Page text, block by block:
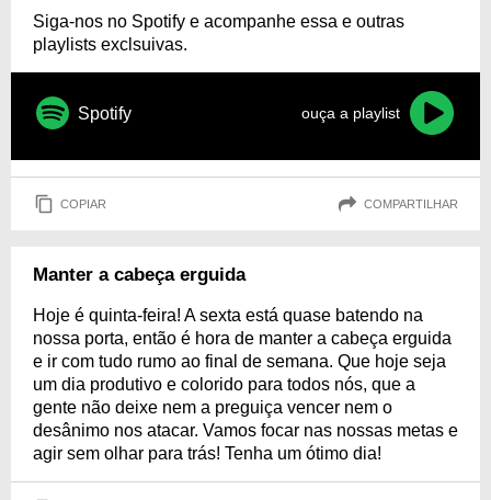
Siga-nos no Spotify e acompanhe essa e outras
playlists exclsuivas.
Spotify ouça a playlist
COPIAR COMPARTILHAR
Manter a cabeça erguida
Hoje é quinta-feira! A sexta está quase batendo na
nossa porta, então é hora de manter a cabeça erguida
e ir com tudo rumo ao final de semana. Que hoje seja
um dia produtivo e colorido para todos nós, que a
gente não deixe nem a preguiça vencer nem o
desânimo nos atacar. Vamos focar nas nossas metas e
agir sem olhar para trás! Tenha um ótimo dia!